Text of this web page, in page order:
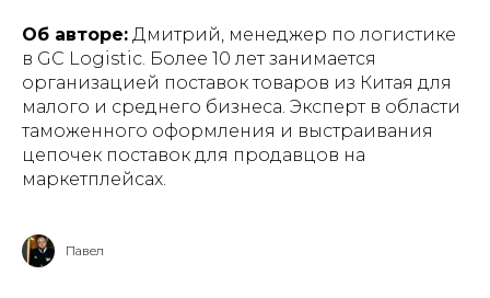
Об авторе: Дмитрий, менеджер по логистике
в GC Logistic. Более 10 лет занимается
организацией поставок товаров из Китая для
малого и среднего бизнеса. Эксперт в области
таможенного оформления и выстраивания
цепочек поставок для продавцов на
маркетплейсах.
Павел